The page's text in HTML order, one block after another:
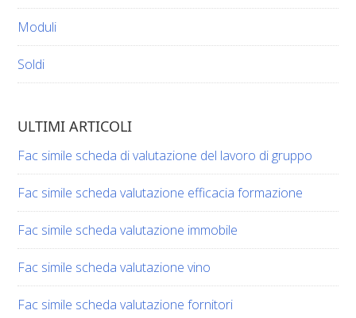
Moduli
Soldi
ULTIMI ARTICOLI
Fac simile scheda di valutazione del lavoro di gruppo​​
Fac simile scheda valutazione efficacia formazione​​
Fac simile scheda valutazione immobile​​
Fac simile scheda valutazione vino​​​
Fac simile scheda valutazione fornitori​​